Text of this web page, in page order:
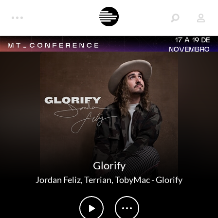
17 A 19 DE
NOVEMBRO
Glorify
Jordan Feliz,Terrian,TobyMac-Glorify